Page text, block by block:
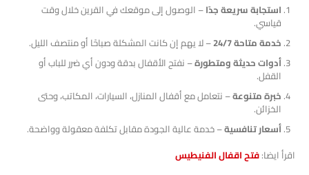
استجابة سريعة جدًا– الوصول إلى موقعك في القرين خلال وقت
قياسي.
خدمة متاحة 24/7
– لا يهم إن كانت المشكلة صباحًا أو منتصف الليل.
أدوات حديثة ومتطورة– نفتح الأقفال بدقة ودون أي ضرر للباب أو
القفل.
خبرة متنوعة– نتعامل مع أقفال المنازل، السيارات، المكاتب، وحتى
الخزائن.
أسعار تنافسية– خدمة عالية الجودة مقابل تكلفة معقولة وواضحة.
اقرأ ايضا:فتح اقفال الفنيطيس